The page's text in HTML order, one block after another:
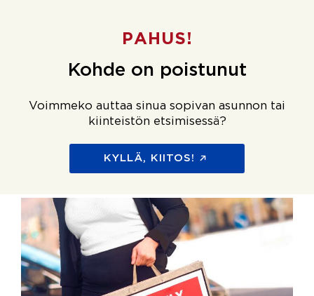
PAHUS!
Kohde on poistunut
Voimmeko auttaa sinua sopivan asunnon tai
kiinteistön etsimisessä?
KYLLÄ, KIITOS!